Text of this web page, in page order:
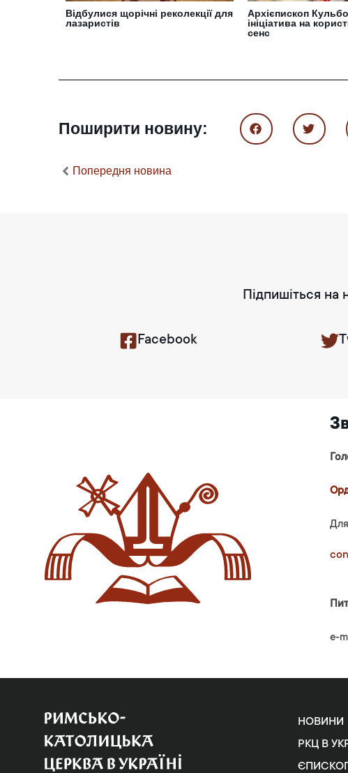
Відбулися щорічні реколекції для
лазаристів
Архієпископ
ініціатива на
сенс
Поширити новину:
Попередня новина
Підпишіться на
Facebook
e-
НОВИНИ
РКЦ В